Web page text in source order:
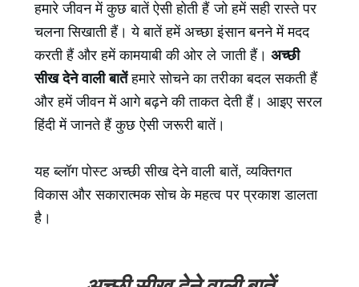
हमारे जीवन में कुछ बातें ऐसी होती हैं जो हमें सही रास्ते पर
चलना सिखाती हैं। ये बातें हमें अच्छा इंसान बनने में मदद
करती हैं और हमें कामयाबी की ओर ले जाती हैं। अच्छी
सीख देने वाली बातेंहमारे सोचने का तरीका बदल सकती हैं
और हमें जीवन में आगे बढ़ने की ताकत देती हैं। आइए सरल
हिंदी में जानते हैं कुछ ऐसी जरूरी बातें।
यह ब्लॉग पोस्ट अच्छी सीख देने वाली बातें, व्यक्तिगत
विकास और सकारात्मक सोच के महत्व पर प्रकाश डालता
है।